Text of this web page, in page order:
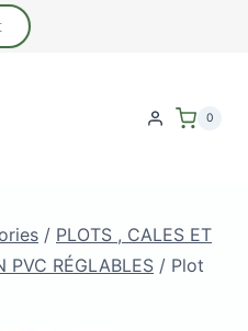
0
/ PLOTS , CALES ET
PVC RÉGLABLES / Plot